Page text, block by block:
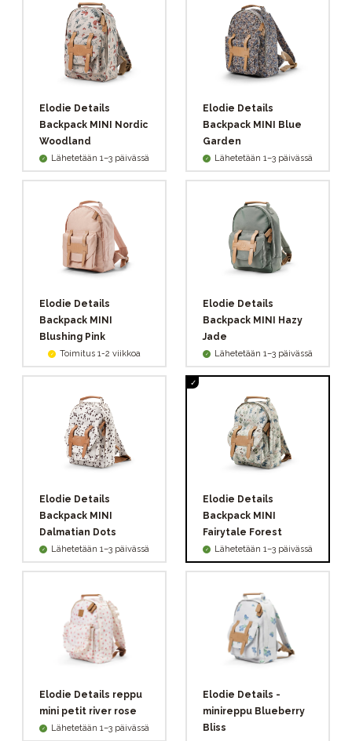
Elodie Details
Backpack MINI Nordic
Woodland
Lähetetään 1–3 päivässä
Elodie Details
Backpack MINI Blue
Garden
Lähetetään 1–3 päivässä
Elodie Details
Backpack MINI
Blushing Pink
Toimitus 1-2 viikkoa
Elodie Details
Backpack MINI Hazy
Jade
Lähetetään 1–3 päivässä
Elodie Details
Backpack MINI
Dalmatian Dots
Lähetetään 1–3 päivässä
Elodie Details
Backpack MINI
Fairytale Forest
Lähetetään 1–3 päivässä
Elodie Details reppu
mini petit river rose
Lähetetään 1–3 päivässä
Elodie Details -
minireppu Blueberry
Bliss